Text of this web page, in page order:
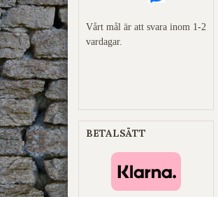
Vårt mål är att svara inom 1-2
vardagar.
BETALSÄTT